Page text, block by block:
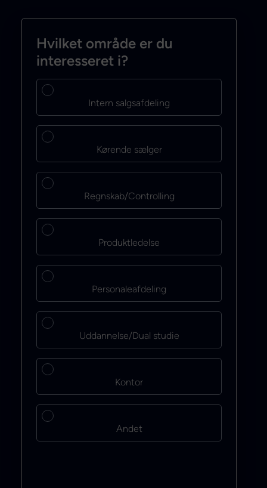
Hvilket område er du
interesseret i?
Intern salgsafdeling
Kørende sælger
Regnskab/Controlling
Produktledelse
Personaleafdeling
Uddannelse/Dual studie
Kontor
Andet